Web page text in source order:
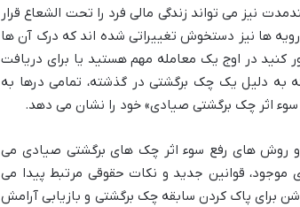
نیز می تواند زندگی مالی فرد را تحت الشعاع قرار
ها نیز دستخوش تغییراتی شده اند که درک آن ها
کنید در اوج یک معامله مهم هستید یا برای دریافت
به دلیل یک چک برگشتی در گذشته، تمامی درها به
اثر چک برگشتی صیادی» خود را نشان می دهد.
و روش های رفع سوء اثر چک های برگشتی صیادی می
موجود، قوانین جدید و نکات حقوقی مرتبط پیدا می
برای پاک کردن سابقه چک برگشتی و بازیابی آرامش